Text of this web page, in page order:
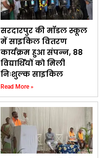
सरदारपुर की मॉडल स्कूल
में साइकिल वितरण
कार्यक्रम हुआ संपन्न, 88
विद्यार्थियों को मिली
निःशुल्क साइकिल
Read More »